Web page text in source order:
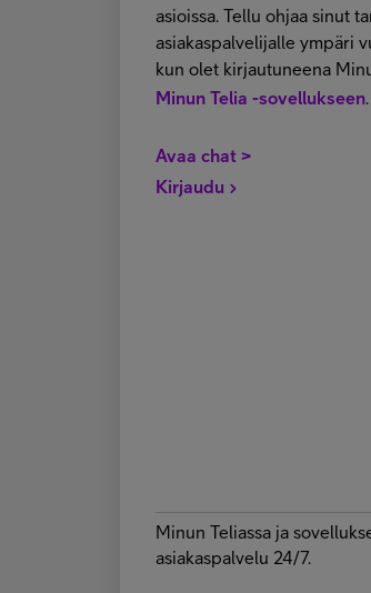
asioissa. Tellu ohjaa sinut
asiakaspalvelijalle ympäri
kun olet kirjautuneena
Minun Telia -sovellukseen.
Avaa chat >
Kirjaudu
Minun Teliassa ja
asiakaspalvelu 24/7.